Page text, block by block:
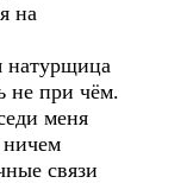
на
натурщица
не при чём.
меня
связи